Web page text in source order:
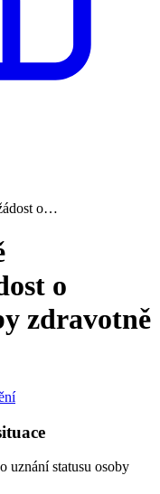
o…
o
zdravotně
uznání statusu osoby